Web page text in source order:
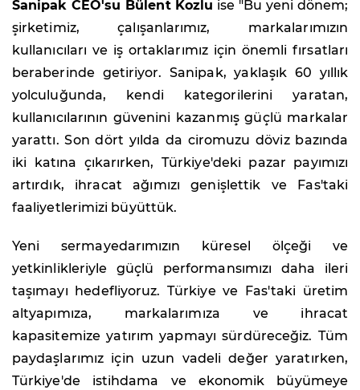
Sanipak CEO'su Bülent Kozlu ise "Bu yeni dönem;
şirketimiz, çalışanlarımız, markalarımızın
kullanıcıları ve iş ortaklarımız için önemli fırsatları
beraberinde getiriyor. Sanipak, yaklaşık 60 yıllık
yolculuğunda, kendi kategorilerini yaratan,
kullanıcılarının güvenini kazanmış güçlü markalar
yarattı. Son dört yılda da ciromuzu döviz bazında
iki katına çıkarırken, Türkiye'deki pazar payımızı
artırdık, ihracat ağımızı genişlettik ve Fas'taki
faaliyetlerimizi büyüttük.
Yeni sermayedarımızın küresel ölçeği ve
yetkinlikleriyle güçlü performansımızı daha ileri
taşımayı hedefliyoruz. Türkiye ve Fas'taki üretim
altyapımıza, markalarımıza ve ihracat
kapasitemize yatırım yapmayı sürdüreceğiz. Tüm
paydaşlarımız için uzun vadeli değer yaratırken,
Türkiye'de istihdama ve ekonomik büyümeye